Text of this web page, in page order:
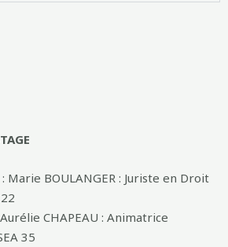
Marie BOULANGER : Juriste en Droit
CHAPEAU : Animatrice
35